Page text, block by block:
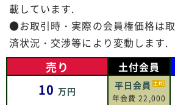
載しています.
●お取引時・実際の会員権価格は
済状況・交渉等により変動します.
売り
10万円
土付会員
平日会員
年会費 22,000